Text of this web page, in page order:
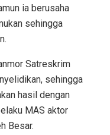
ia berusaha
sehingga
Satreskrim
sehingga
hasil dengan
MAS aktor
Besar.